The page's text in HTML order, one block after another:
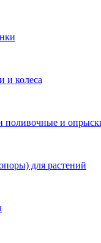
и колеса
поливочные и
для растений